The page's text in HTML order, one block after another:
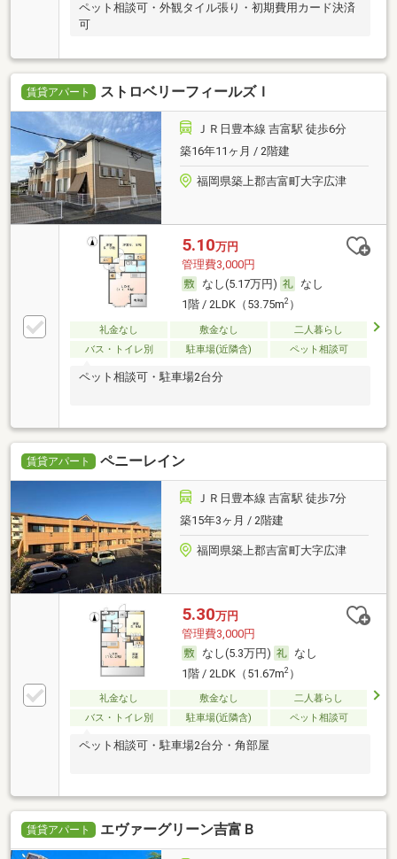
ペット相談可・外観タイル張り・初期費用カード決済
可
賃貸アパート ストロベリーフィールズＩ
ＪＲ日豊本線 吉富駅 徒歩6分
築16年11ヶ月 / 2階建
福岡県築上郡吉富町大字広津
5.10万円
管理費3,000円
なし(5.17万円)
なし
1階 / 2LDK（53.75m2）
礼金なし 敷金なし
二人暮らし
バス・トイレ別
駐車場(近隣含) ペット相談可
ペット相談可・駐車場2台分
賃貸アパート ペニーレイン
ＪＲ日豊本線 吉富駅 徒歩7分
築15年3ヶ月 / 2階建
福岡県築上郡吉富町大字広津
5.30万円
管理費3,000円
なし(5.3万円)
なし
1階 / 2LDK（51.67m2）
礼金なし 敷金なし
二人暮らし
バス・トイレ別
駐車場(近隣含) ペット相談可
ペット相談可・駐車場2台分・角部屋
賃貸アパート エヴァーグリーン吉富Ｂ